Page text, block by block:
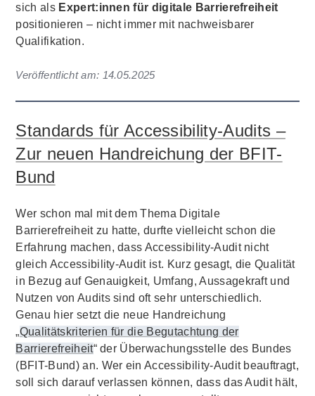
sich als Expert:innen für digitale Barrierefreiheit
positionieren – nicht immer mit nachweisbarer
Qualifikation.
Veröffentlicht am: 14.05.2025
Standards für Accessibility-Audits –
Zur neuen Handreichung der BFIT-
Bund
Wer schon mal mit dem Thema Digitale
Barrierefreiheit zu hatte, durfte vielleicht schon die
Erfahrung machen, dass Accessibility-Audit nicht
gleich Accessibility-Audit ist. Kurz gesagt, die Qualität
in Bezug auf Genauigkeit, Umfang, Aussagekraft und
Nutzen von Audits sind oft sehr unterschiedlich.
Genau hier setzt die neue Handreichung
„Qualitätskriterien für die Begutachtung der
Barrierefreiheit“ der Überwachungsstelle des Bundes
(BFIT-Bund) an. Wer ein Accessibility-Audit beauftragt,
soll sich darauf verlassen können, dass das Audit hält,